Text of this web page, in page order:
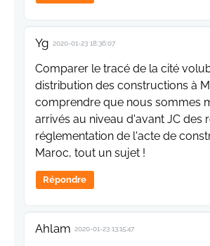
Yg 2020-01-23 18:36:07
Comparer le tracé de la cité
distribution des constructions à
comprendre que nous sommes
arrivés au niveau d'avant JC des
réglementation de l'acte de
Maroc, tout un sujet !
Répondre
Ahlam 2020-01-23 13:15:47